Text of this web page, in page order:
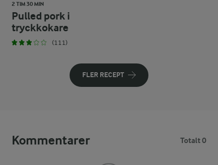
2 TIM 30 MIN
Pulled pork i
tryckkokare
(111)
FLER RECEPT
Kommentarer Totalt 0